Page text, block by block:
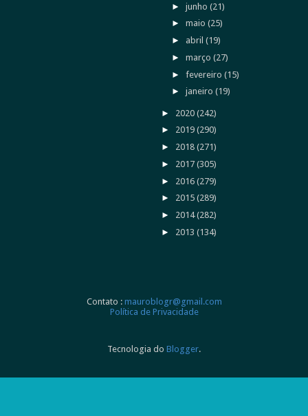
►junho(21)
►maio(25)
► abril(19)
►março(27)
►fevereiro(15)
►janeiro(19)
► 2020 (242)
► 2019 (290)
► 2018 (271)
► 2017 (305)
► 2016 (279)
► 2015 (289)
► 2014(282)
► 2013 (134)
Contato : mauroblogr@gmail.com
Política de Privacidade
Tecnologia do Blogger.